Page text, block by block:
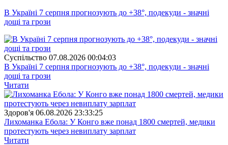
В Україні 7 серпня прогнозують до +38°, подекуди - значні
дощі та грози
Суспiльство 07.08.2026 00:04:03
В Україні 7 серпня прогнозують до +38°, подекуди - значні
дощі та грози
Читати
Здоров'я 06.08.2026 23:33:25
Лихоманка Ебола: У Конго вже понад 1800 смертей, медики
протестують через невиплату зарплат
Читати